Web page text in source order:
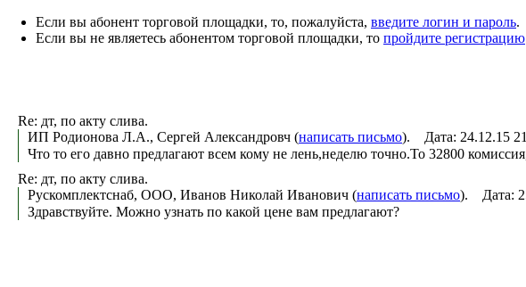
Если вы абонент торговой площадки, то, пожалуйста, введите логин и пароль.
Если вы не являетесь абонентом торговой площадки, то пройдите регистрацию
Re: дт, по акту слива.
ИП Родионова Л.А., Сергей Александровч (написать письмо). Дата: 24.12.15
Что то его давно предлагают всем кому не лень,неделю точно.То 32800
Re: дт, по акту слива.
Рускомплектснаб, ООО, Иванов Николай Иванович (написать письмо). Дата:
Здравствуйте. Можно узнать по какой цене вам предлагают?